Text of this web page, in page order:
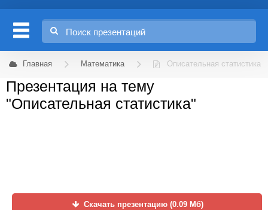
Главная Математика Описательная статистика
Презентация на тему
"Описательная статистика"
Скачать презентацию (0.09 Мб)